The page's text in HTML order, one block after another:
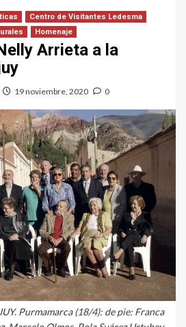
Centro de Visitantes Ledesma
Homenaje
Arrieta a la
19 noviembre, 2020 0
Purmamarca (18/4): de pie: Franca